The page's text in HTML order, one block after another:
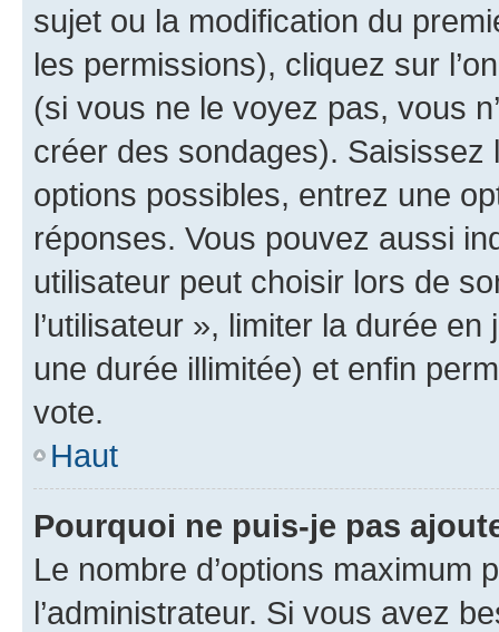
sujet ou la modification du
les permissions), cliquez sur
(si vous ne le voyez pas, vous
créer des sondages).
options possibles, entrez une
réponses. Vous pouvez aussi
utilisateur peut choisir lors de
l’utilisateur », limiter la durée
une durée illimitée) et enfin
vote.
Haut
Pourquoi ne puis-je pas
Le nombre d’options maximum
l’administrateur. Si vous avez